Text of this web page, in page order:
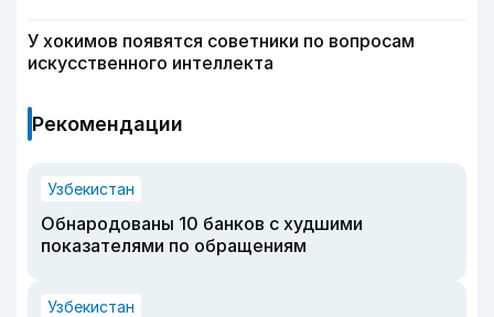
У хокимов появятся советники по вопросам
искусственного интеллекта
Рекомендации
Узбекистан
Обнародованы 10 банков с худшими
показателями по обращениям
Узбекистан